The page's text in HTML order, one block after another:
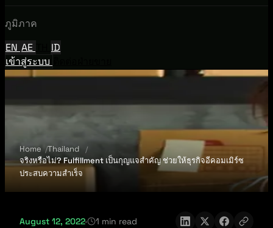
ภูมิภาค
EN AE
ID
เข้าสู่ระบบ
Home
Thailand
จริงหรือไม่? Fulfillment เป็นกุญแจสำคัญ ช่วยให้ธุรกิจอีคอมเมิร์ซ
ประสบความสำเร็จ
August 12, 2022· 1 min read